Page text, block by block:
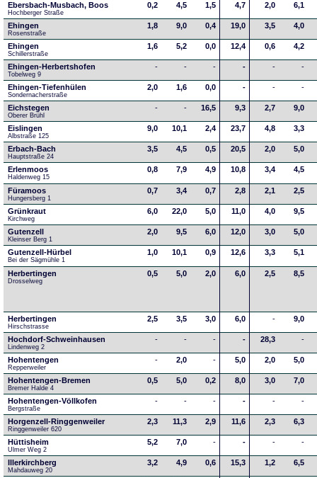
Ebersbach-Musbach, Boos
Hochberger Straße
0,2 4,5 1,5 4,7 2,0 6,1
Ehingen
Rosenstraße
1,8 9,0 0,4 19,0 3,5 4,0
Ehingen
Schillerstraße
1,6 5,2 0,0 12,4 0,6 4,2
Ehingen-Herbertshofen
Tobelweg 9
- - - - - -
Ehingen-Tiefenhülen
Sondernacherstraße
2,0 1,6 0,0 - - -
Eichstegen
Oberer Brühl
- - 16,5 9,3 2,7 9,0
Eislingen
Albstraße 125
9,0 10,1 2,4 23,7 4,8 3,3
Erbach-Bach
Hauptstraße 24
3,5 4,5 0,5 20,5 2,0 5,0
Erlenmoos
Haldenweg 15
0,8 7,9 4,9 10,8 3,4 4,5
Füramoos
Hungersberg 1
0,7 3,4 0,7 2,8 2,1 2,5
Grünkraut
Kirchweg
6,0 22,0 5,0 11,0 4,0 9,5
Gutenzell
Kleinser Berg 1
2,0 9,5 6,0 12,0 3,0 5,0
Gutenzell-Hürbel
Bei der Sägmühle 1
1,0 10,1 0,9 12,6 3,3 5,1
Herbertingen
Drosselweg
0,5 5,0 2,0 6,0 2,5 8,5
Herbertingen
Hirschstrasse
2,5 3,5 3,0 6,0 - 9,0
Hochdorf-Schweinhausen
Lindenweg 2
- - - - 28,3 -
Hohentengen
Repperweiler
- 2,0 - 5,0 2,0 5,0
Hohentengen-Bremen
Bremer Halde 4
0,5 5,0 0,2 8,0 3,0 7,0
Hohentengen-Völlkofen
Bergstraße
- - - - - -
Horgenzell-Ringgenweiler
Ringgenweiler 620
2,3 11,3 2,9 11,6 2,3 6,3
Hüttisheim
Ulmer Weg 2
5,2 7,0 - - - -
Illerkirchberg
Mahdauweg 20
3,2 4,9 0,6 15,3 1,2 6,5